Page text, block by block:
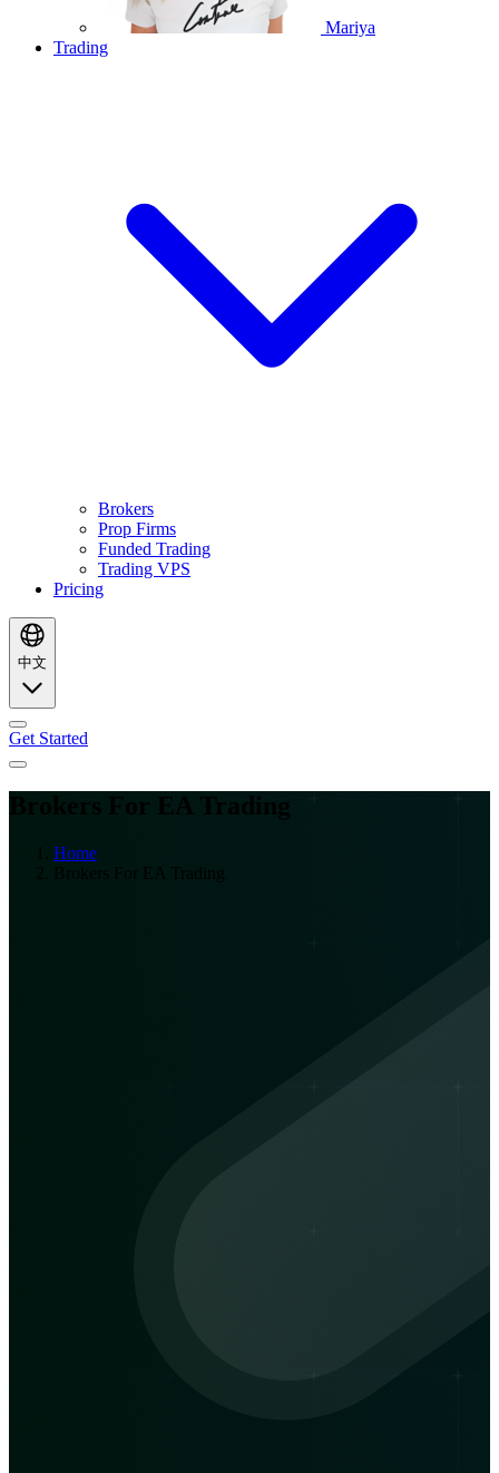
Mariya
Trading
Brokers
Prop Firms
Funded Trading
Trading VPS
Pricing
中文
Get Started
Brokers For EA Trading
Home